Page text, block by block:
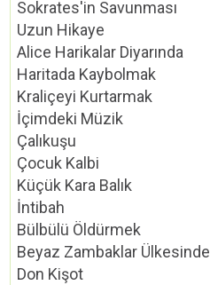
Sokrates'in Savunması
Uzun Hikaye
Alice Harikalar Diyarında
Haritada Kaybolmak
Kraliçeyi Kurtarmak
İçimdeki Müzik
Çalıkuşu
Çocuk Kalbi
Küçük Kara Balık
İntibah
Bülbülü Öldürmek
Beyaz Zambaklar Ülkesinde
Don Kişot